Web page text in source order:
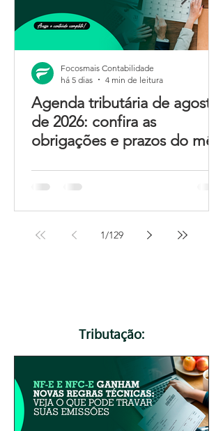
Agenda tributária de agosto
de 2026: confira as
obrigações e prazos do mês
Focosmais Contabilidade
há 5 dias
4 min de leitura
1/129
Tributação: